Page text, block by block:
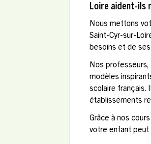
Loire aident-ils
Nous mettons
Saint-Cyr-sur-
besoins et de
Nos
modèles
scolaire français.
établissements
Grâce à nos
votre enfant peut